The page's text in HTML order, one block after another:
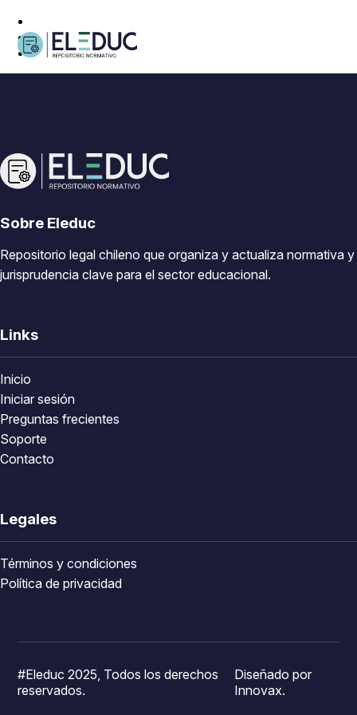
Sobre Eleduc
Repositorio legal chileno que organiza y actualiza normativa y
jurisprudencia clave para el sector educacional.
Links
Inicio
Iniciar sesión
Preguntas frecientes
Soporte
Contacto
Legales
Términos y condiciones
Política de privacidad
#Eleduc 2025, Todos los derechos
reservados.
Diseñado por
Innovax.